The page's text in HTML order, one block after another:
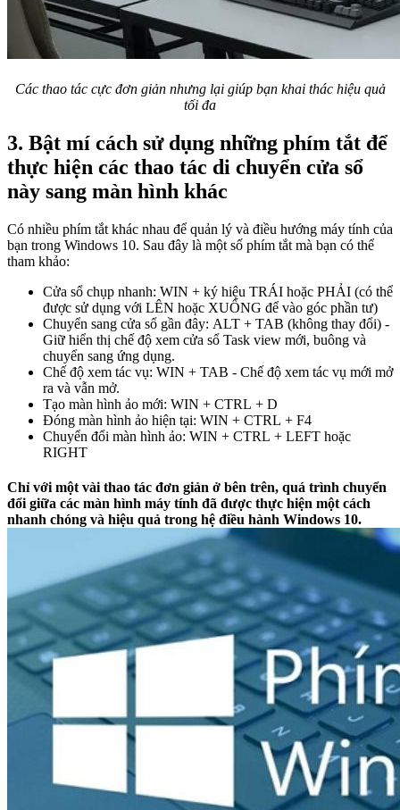
Các thao tác cực đơn giản nhưng lại giúp bạn khai thác hiệu quả
tối đa
3. Bật mí cách sử dụng những phím tắt để
thực hiện các thao tác di chuyển cửa sổ
này sang màn hình khác
Có nhiều phím tắt khác nhau để quản lý và điều hướng máy tính của
bạn trong Windows 10. Sau đây là một số phím tắt mà bạn có thể
tham khảo:
Cửa sổ chụp nhanh: WIN + ký hiệu TRÁI hoặc PHẢI (có thể
được sử dụng với LÊN hoặc XUỐNG để vào góc phần tư)
Chuyển sang cửa sổ gần đây: ALT + TAB (không thay đổi) -
Giữ hiển thị chế độ xem cửa sổ Task view mới, buông và
chuyển sang ứng dụng.
Chế độ xem tác vụ: WIN + TAB - Chế độ xem tác vụ mới mở
ra và vẫn mở.
Tạo màn hình ảo mới: WIN + CTRL + D
Đóng màn hình ảo hiện tại: WIN + CTRL + F4
Chuyển đổi màn hình ảo: WIN + CTRL + LEFT hoặc
RIGHT
Chỉ với một vài thao tác đơn giản ở bên trên, quá trình chuyển
đổi giữa các màn hình máy tính đã được thực hiện một cách
nhanh chóng và hiệu quả trong hệ điều hành Windows 10.